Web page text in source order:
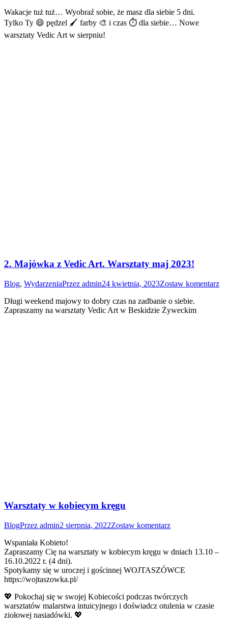
Wakacje tuż tuż… Wyobraź sobie, że masz dla siebie 5 dni.
Tylko Ty 😄 pędzel 🖌 farby 🎨 i czas ⏱ dla siebie… Nowe
warsztaty Vedic Art w sierpniu!
2. Majówka z Vedic Art. Warsztaty maj 2023!
Blog, WydarzeniaPrzez admin24 kwietnia, 2023Zostaw komentarz
Długi weekend majowy to dobry czas na zadbanie o siebie.
Zapraszamy na warsztaty Vedic Art w Beskidzie Żyweckim
Warsztaty w kobiecym kręgu
BlogPrzez admin2 sierpnia, 2022Zostaw komentarz
Wspaniała Kobieto!
Zapraszamy Cię na warsztaty w kobiecym kręgu w dniach 13.10 –
16.10.2022 r. (4 dni).
Spotykamy się w uroczej i gościnnej WOJTASZÓWCE
https://wojtaszowka.pl/
💖 Pokochaj się w swojej Kobiecości podczas twórczych
warsztatów malarstwa intuicyjnego i doświadcz otulenia w czasie
ziołowej nasiadówki. 💖